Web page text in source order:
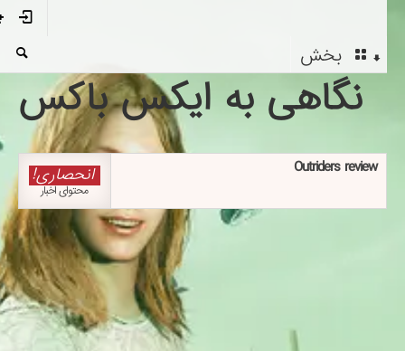
بخش
نگاهی به ایکس باکس
انحصاری!
محتوای اخبار
Outriders review